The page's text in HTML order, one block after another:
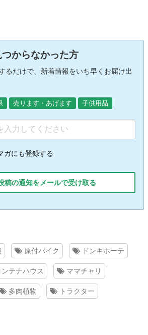
からなかった方
るだけで、新着情報をいち早くお届け出
売ります・あげます 子供用品
ガにも登録する
稿の通知をメールで受け取る
原付バイク ドンキホーテ
ンテナハウス ママチャリ
多肉植物 トラクター